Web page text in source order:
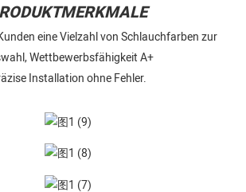
eine Vielzahl von Schlauchfarben zur
Wettbewerbsfähigkeit A+
Installation ohne Fehler.